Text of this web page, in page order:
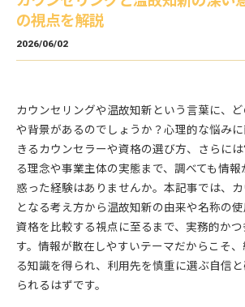
の視点を解説
2026/06/02
カウンセリングや温故知新という言葉に、
や背景があるのでしょうか？心理的な悩み
きるカウンセラーや資格の選び方、さらには
る理念や事業主体の実態まで、調べても情
惑った経験はありませんか。本記事では、
となる考え方から温故知新の由来や名称の
資格を比較する視点に至るまで、実務的か
す。情報が散在しやすいテーマだからこそ
る知識を得られ、利用先を慎重に選ぶ自信
られるはずです。